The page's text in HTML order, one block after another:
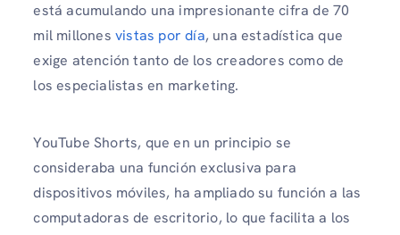
está acumulando una impresionante cifra de 70
mil millones vistas por día, una estadística que
exige atención tanto de los creadores como de
los especialistas en marketing.
YouTube Shorts, que en un principio se
consideraba una función exclusiva para
dispositivos móviles, ha ampliado su función a las
computadoras de escritorio, lo que facilita a los